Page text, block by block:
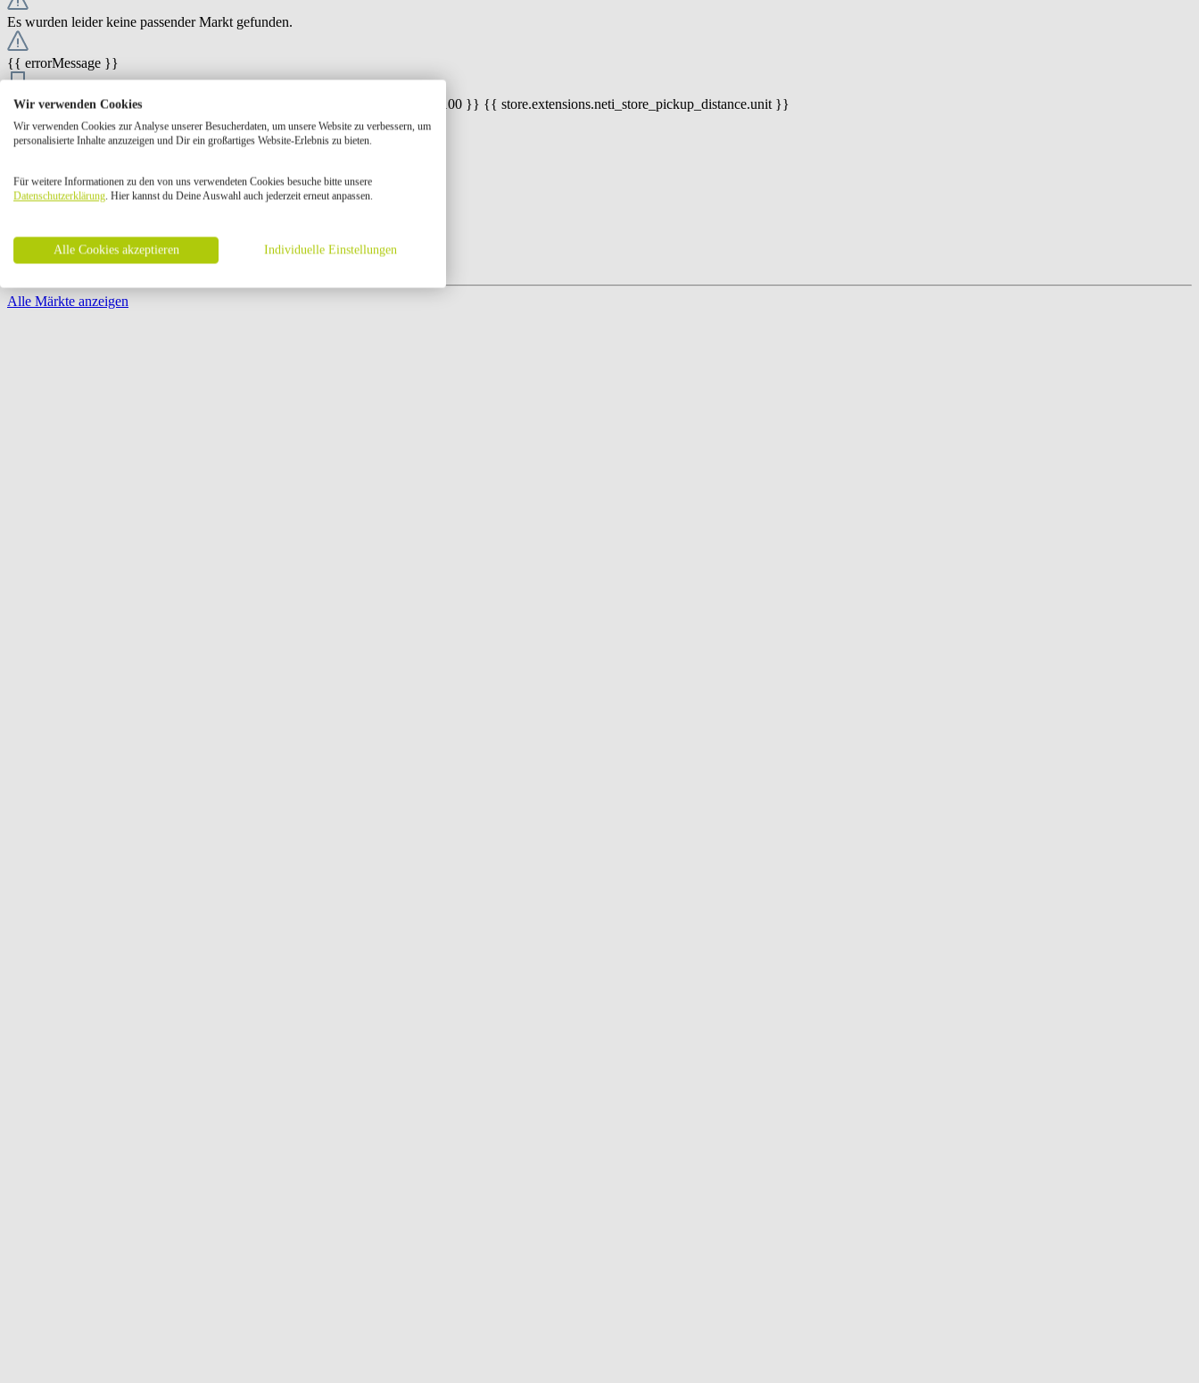
Es wurden leider keine passender Markt gefunden.
{{ errorMessage }}
{{ Math.round(store.extensions.neti_store_pickup_distance.distance * 100) / 100 }} {{ store.extensions.neti_store_pickup_distance.unit }}
{{ store.label }}
{{ store.street }} {{ store.streetNumber }}
{{ store.zipCode }} {{ store.city }}
Öffnungszeiten:
Seite {{ pagination.page }} von {{ pagination.pageCount }}
Alle Märkte anzeigen
Wir verwenden Cookies
Wir verwenden Cookies zur Analyse unserer Besucherdaten, um unsere Website zu verbessern, um
personalisierte Inhalte anzuzeigen und Dir ein großartiges Website-Erlebnis zu bieten.
Für weitere Informationen zu den von uns verwendeten Cookies besuche bitte unsere
Datenschutzerklärung. Hier kannst du Deine Auswahl auch jederzeit erneut anpassen.
Alle Cookies akzeptieren Individuelle Einstellungen